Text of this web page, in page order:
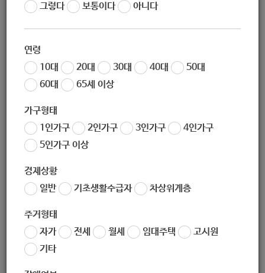
그렇다
보통이다 아니다
연령
10대
20대 30대 40대
50대
60대
65세 이상
가구형태
1인가구
2인가구 3인가구
4인가구
5인가구 이상
경제상황
일반
기초생활수급자 차상위계층
주거형태
자가
전세 월세 임대주택
고시원
기타
작성자 노원 복지샘
289
2020년_산모신생아_건강관리_지원사업_안내.pdf
2020년_사회보장_신설변경_협의_운용지침